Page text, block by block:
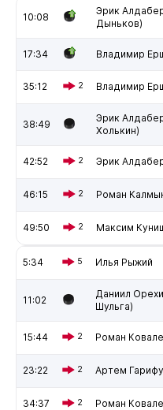
10:08
Эрик
Дыньков)
17:34 Владимир
35:12 2 Владимир
38:49
Эрик
Холькин)
42:52 2 Эрик
46:15 2 Роман
49:50 2 Максим
5:34 5 Илья Рыжий
11:02
Даниил
Шульга)
15:44 2 Роман
23:22 2 Артем
34:37 2 Роман